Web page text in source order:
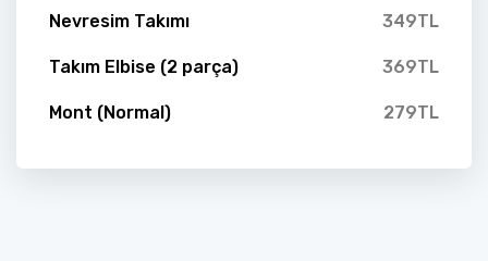
Nevresim Takımı 349TL
Takım Elbise (2 parça) 369TL
Mont (Normal) 279TL